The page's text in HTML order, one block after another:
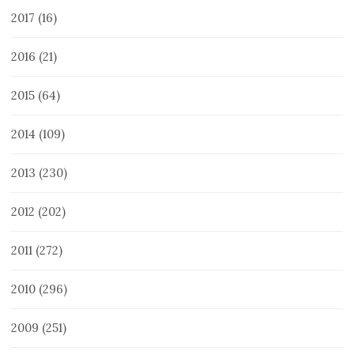
2017 (16)
2016 (21)
2015 (64)
2014 (109)
2013 (230)
2012 (202)
2011 (272)
2010 (296)
2009 (251)